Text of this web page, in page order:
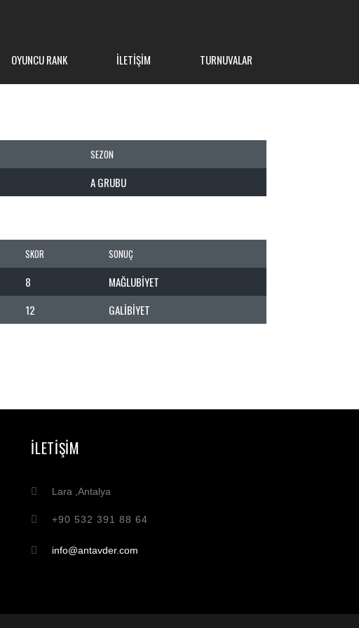
OYUNCU RANK İLETIŞIM TURNUVALAR
SEZON
A GRUBU
SKOR SONUÇ
8
MAĞLUBIYET
12 GALIBIYET
İLETIŞIM
Lara ,Antalya
+90 532 391 88 64
info@antavder.com